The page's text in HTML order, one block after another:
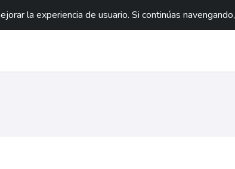
la experiencia de usuario. Si continúas